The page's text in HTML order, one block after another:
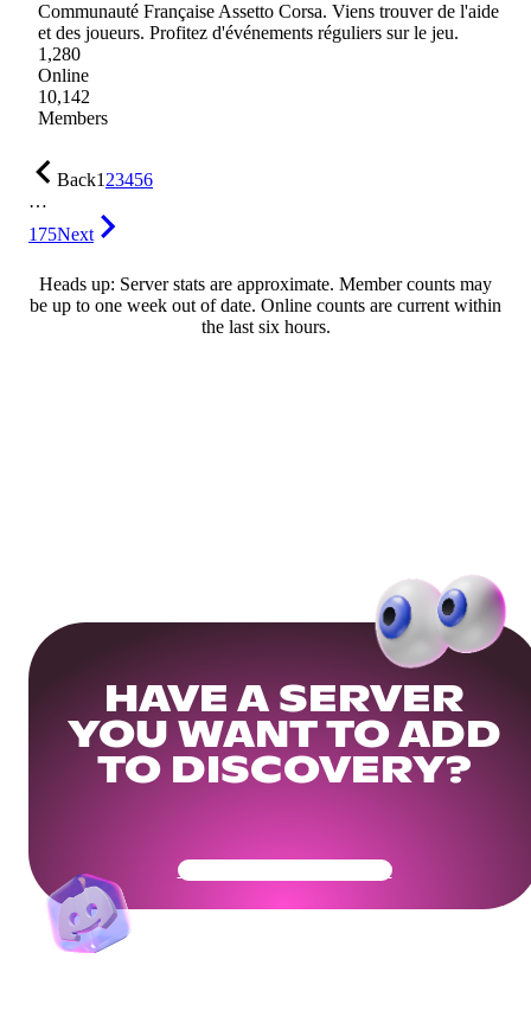
Communauté Française Assetto Corsa. Viens trouver de l'aide
et des joueurs. Profitez d'événements réguliers sur le jeu.
1,280
Online
10,142
Members
Back123456
…
175Next
Heads up: Server stats are approximate. Member counts may
be up to one week out of date. Online counts are current within
the last six hours.
HAVE A SERVER
YOU WANT TO ADD
TO DISCOVERY?
Get Your Community Ready